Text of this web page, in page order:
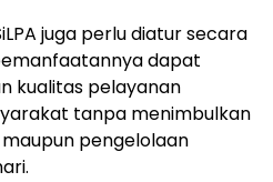
juga perlu diatur secara
dapat
kualitas pelayanan
tanpa menimbulkan
pengelolaan